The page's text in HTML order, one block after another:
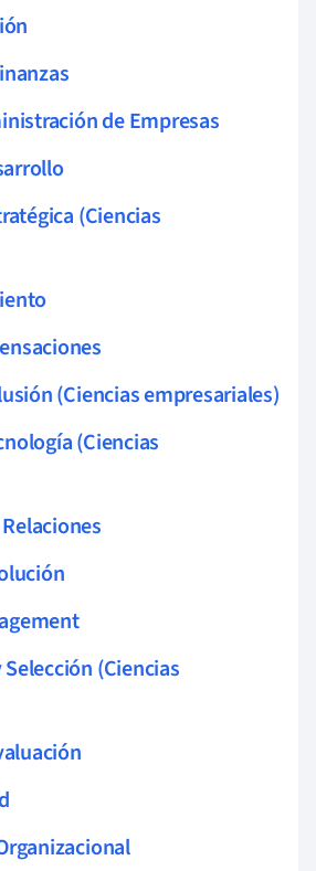
de Empresas
(Ciencias
(Ciencias empresariales)
(Ciencias
(Ciencias